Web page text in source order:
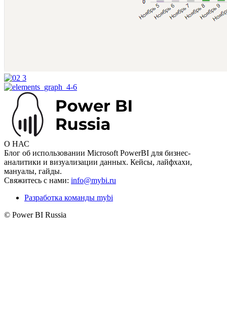
О НАС
Блог об использовании Microsoft PowerBI для бизнес-
аналитики и визуализации данных. Кейсы, лайфхахи,
мануалы, гайды.
Свяжитесь с нами: info@mybi.ru
Разработка команды mybi
© Power BI Russia